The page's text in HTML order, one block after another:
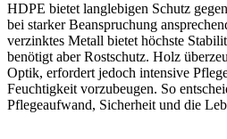
HDPE bietet langlebigen Schutz
bei starker Beanspruchung
verzinktes Metall bietet höchste
benötigt aber Rostschutz. Holz
Optik, erfordert jedoch intensive
Feuchtigkeit vorzubeugen. So
Pflegeaufwand, Sicherheit und die